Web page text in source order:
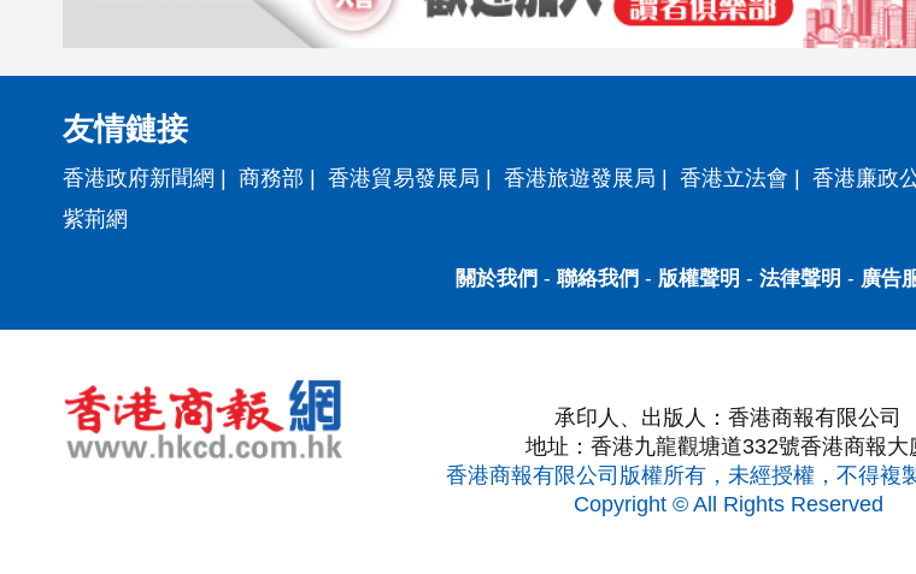
友情鏈接
香港政府新聞網 | 商務部 | 香港貿易發展局 | 香港旅遊發展局 | 香港立法會 | 香港廉政
紫荊網
關於我們 - 聯絡我們 - 版權聲明 - 法律聲明 - 廣告
承印人、出版人：香港商報有限公司
地址：香港九龍觀塘道332號香港商報大
香港商報有限公司版權所有，未經授權，不得複
Copyright © All Rights Reserved